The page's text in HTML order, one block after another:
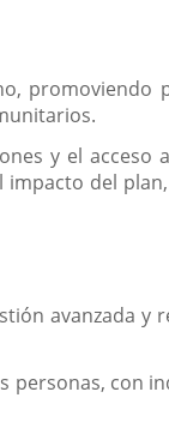
promoviendo
y el acceso
impacto del
avanzada y
personas, con